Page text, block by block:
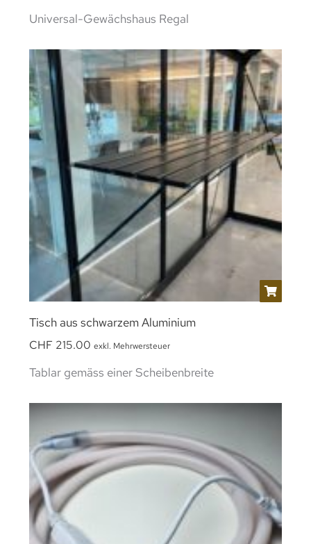
Universal-Gewächshaus Regal
Tisch aus schwarzem Aluminium
CHF 215.00 exkl. Mehrwersteuer
Tablar gemäss einer Scheibenbreite